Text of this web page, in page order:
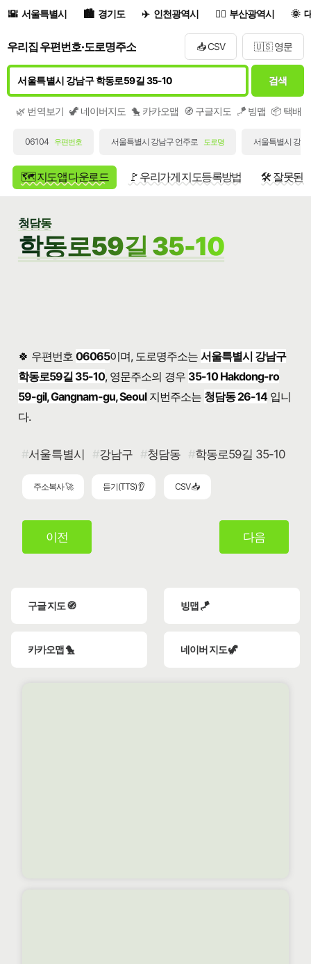
서울특별시 경기도 인천광역시 부산광역시
우리집 우편번호·도로명주소 📥 CSV 🇺🇸 영문
검색
🌿 번역보기 🦖 네이버지도 🐤 카카오맵 🧭 구글지도 🪁 빙맵 📦 택배/
06104 우편번호 서울특별시 강남구 언주로 도로명 서울특별시 강
🗺️ 지도앱 다운로드 🚩 우리가게 지도등록방법 🛠️ 잘못된
청담동
학동로59길 35-10
🍀 우편번호 06065이며, 도로명주소는서울특별시 강남구
학동로59길 35-10, 영문주소의 경우 35-10 Hakdong-ro
59-gil, Gangnam-gu, Seoul지번주소는 청담동 26-14입니
다.
서울특별시 강남구 청담동 학동로59길 35-10
주소복사 🚀 듣기(TTS) 👂 CSV 📥
이전 다음
구글 지도 🧭 빙맵 🪁
카카오맵 🐤 네이버 지도 🦖